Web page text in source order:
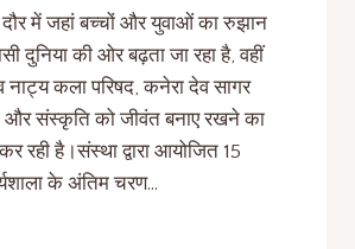
में जहां बच्चों और युवाओं का रुझान
दुनिया की ओर बढ़ता जा रहा है, वहीं
नाट्य कला परिषद, कनेरा देव सागर
संस्कृति को जीवंत बनाए रखने का
रही है।संस्था द्वारा आयोजित 15
के अंतिम चरण…